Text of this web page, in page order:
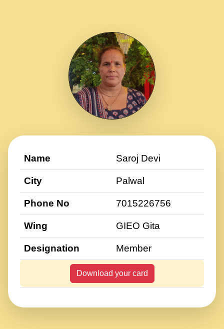
Name Saroj Devi
City Palwal
Phone No 7015226756
Wing GIEO Gita
Designation Member
Download your card